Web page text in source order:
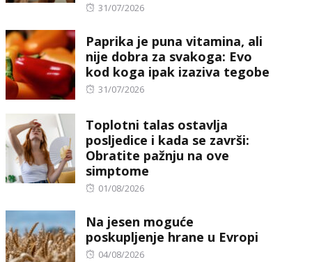
Posted
31/07/2026
Paprika je puna vitamina, ali
nije dobra za svakoga: Evo
kod koga ipak izaziva tegobe
Posted
31/07/2026
Toplotni talas ostavlja
posljedice i kada se završi:
Obratite pažnju na ove
simptome
Posted
01/08/2026
Na jesen moguće
poskupljenje hrane u Evropi
Posted
04/08/2026